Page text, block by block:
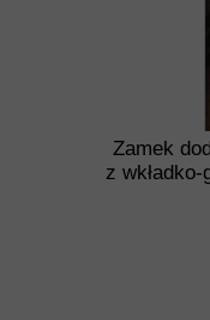
Zamek
z wkładko-